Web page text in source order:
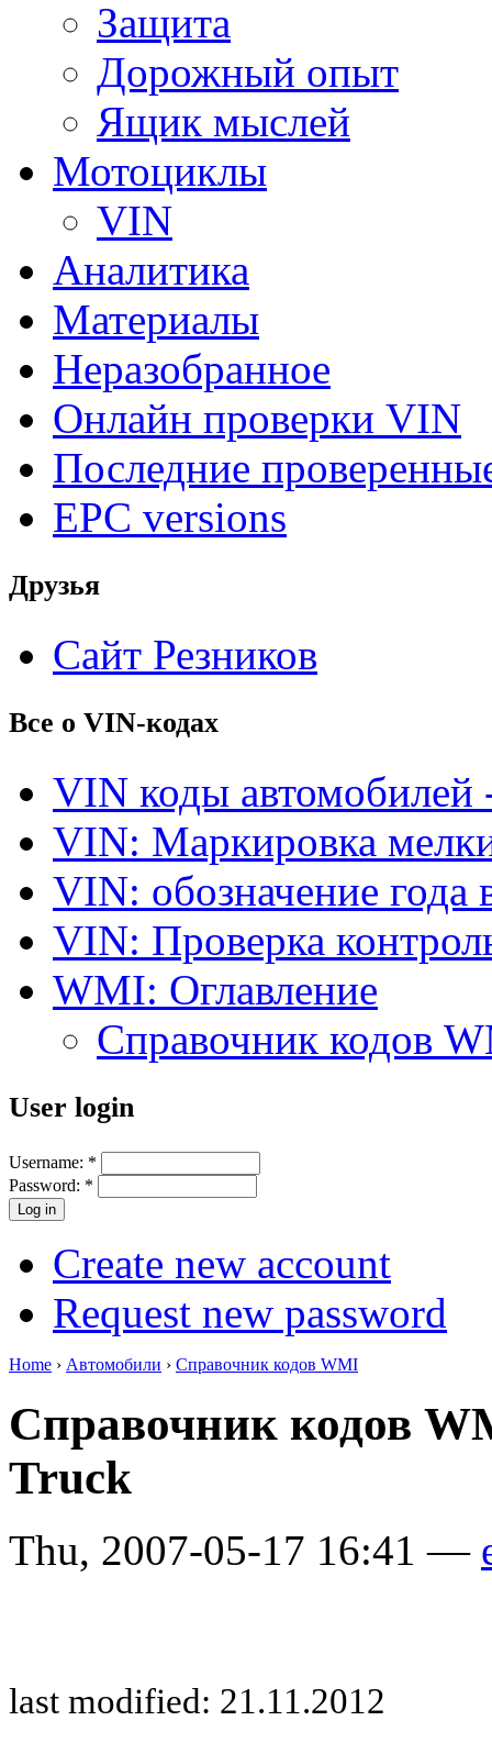
Защита
Дорожный опыт
Ящик мыслей
Мотоциклы
VIN
Аналитика
Материалы
Неразобранное
Онлайн проверки VIN
Последние
EPC versions
Друзья
Сайт Резников
Все о VIN-кодах
VIN коды автомобилей
VIN: Маркировка
VIN: обозначение года
VIN: Проверка
WMI: Оглавление
Справочник кодов
User login
Username: *
Password: *
Create new account
Request new password
Home › Автомобили › Справочник кодов WMI
Справочник кодов
Truck
Thu, 2007-05-17 16:41 —
last modified: 21.11.2012